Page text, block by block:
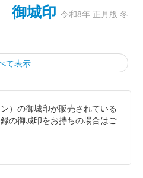
御城印 令和8年 正月版 冬
て表示
御城印 令和8年 正月版 冬
）の御城印が販売されている
の御城印をお持ちの場合はご